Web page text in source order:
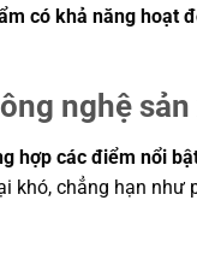
có khả năng hoạt
nghệ
hợp các điểm nổi
chẳng hạn như